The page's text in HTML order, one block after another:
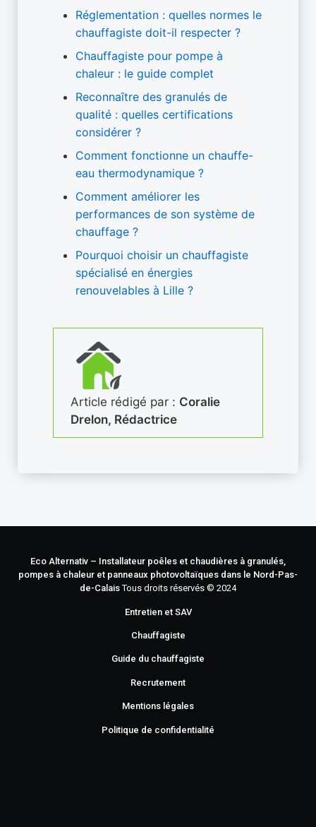
Réglementation : quelles normes le
chauffagiste doit-il respecter ?
Chauffagiste pour pompe à
chaleur : le guide complet
Reconnaître des granulés de
qualité : quelles certifications
considérer ?
Comment fonctionne un chauffe-
eau thermodynamique ?
Comment améliorer les
performances de son système de
chauffage ?
Pourquoi choisir un chauffagiste
spécialisé en énergies
renouvelables à Lille ?
Article rédigé par : Coralie
Drelon, Rédactrice
Eco Alternativ – Installateur poêles et chaudières à granulés,
pompes à chaleur et panneaux photovoltaïques dans le Nord-Pas-
de-CalaisTous droits réservés © 2024
Entretien et SAV
Chauffagiste
Guide du chauffagiste
Recrutement
Mentions légales
Politique de confidentialité